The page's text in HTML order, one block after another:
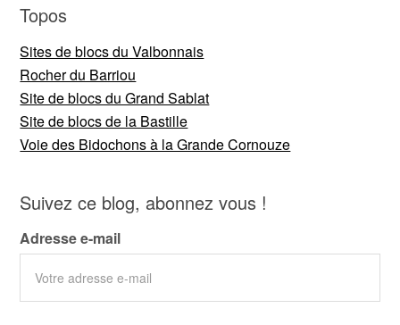
Topos
Sites de blocs du Valbonnais
Rocher du Barriou
Site de blocs du Grand Sablat
Site de blocs de la Bastille
Voie des Bidochons à la Grande Cornouze
Suivez ce blog, abonnez vous !
Adresse e-mail